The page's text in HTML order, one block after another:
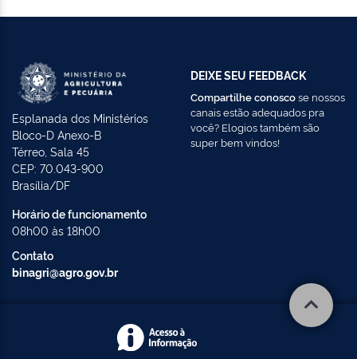
Esplanada dos Ministérios
Bloco-D Anexo-B
Térreo, Sala 45
CEP: 70.043-900
Brasília/DF
Horário de funcionamento
08h00 às 18h00
Contato
binagri@agro.gov.br
DEIXE SEU FEEDBACK
Compartilhe conoscose nossos
canais estão adequados pra
você? Elogios também são
super bem vindos!